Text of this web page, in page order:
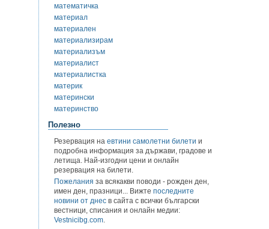
математичка
материал
материален
материализирам
материализъм
материалист
материалистка
материк
матерински
материнство
Полезно
Резервация на евтини самолетни билети и
подробна информация за държави, градове и
летища. Най-изгодни цени и онлайн
резервация на билети.
Пожелания за всякакви поводи - рожден ден,
имен ден, празници... Вижте последните
новини от днес в сайта с всички български
вестници, списания и онлайн медии:
Vestnicibg.com.